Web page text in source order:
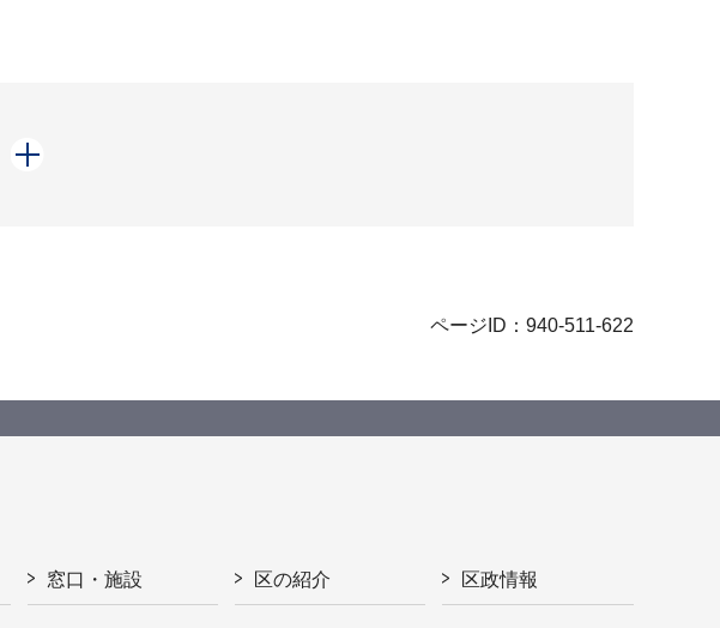
ページID：940-511-622
窓口・施設 区の紹介 区政情報